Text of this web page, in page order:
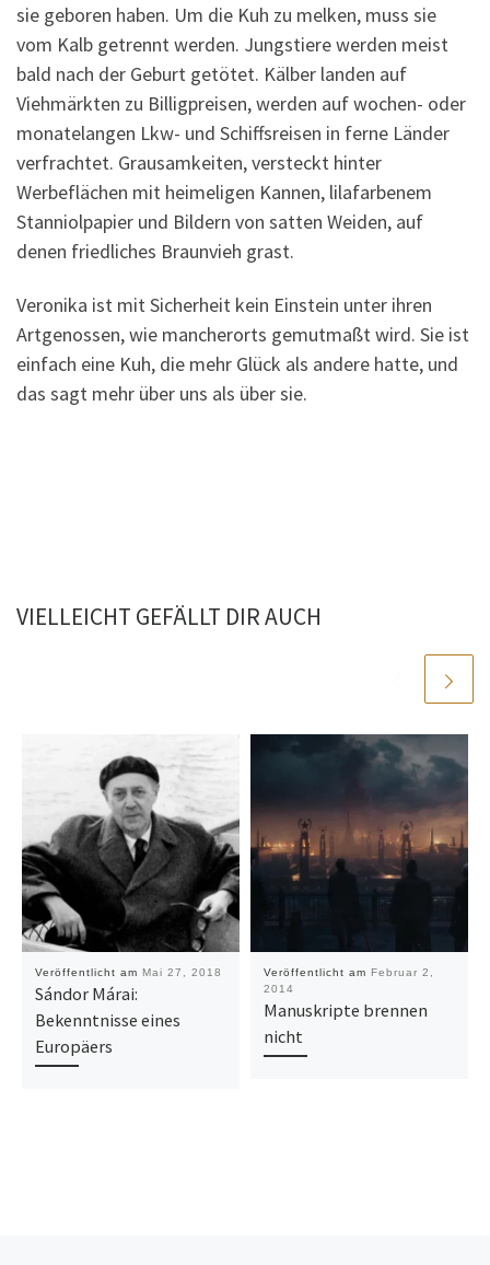
sie geboren haben. Um die Kuh zu melken, muss sie
vom Kalb getrennt werden. Jungstiere werden meist
bald nach der Geburt getötet. Kälber landen auf
Viehmärkten zu Billigpreisen, werden auf wochen- oder
monatelangen Lkw- und Schiffsreisen in ferne Länder
verfrachtet. Grausamkeiten, versteckt hinter
Werbeflächen mit heimeligen Kannen, lilafarbenem
Stanniolpapier und Bildern von satten Weiden, auf
denen friedliches Braunvieh grast.
Veronika ist mit Sicherheit kein Einstein unter ihren
Artgenossen, wie mancherorts gemutmaßt wird. Sie ist
einfach eine Kuh, die mehr Glück als andere hatte, und
das sagt mehr über uns als über sie.
VIELLEICHT GEFÄLLT DIR AUCH
Veröffentlicht am Mai 27, 2018
Sándor Márai:
Bekenntnisse eines
Europäers
Veröffentlicht am Februar 2,
2014
Manuskripte brennen
nicht